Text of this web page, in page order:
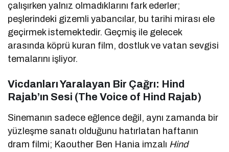
çalışırken yalnız olmadıklarını fark ederler;
peşlerindeki gizemli yabancılar, bu tarihi mirası ele
geçirmek istemektedir. Geçmiş ile gelecek
arasında köprü kuran film, dostluk ve vatan sevgisi
temalarını işliyor.
Vicdanları Yaralayan Bir Çağrı: Hind
Rajab’ın Sesi (The Voice of Hind Rajab)
Sinemanın sadece eğlence değil, aynı zamanda bir
yüzleşme sanatı olduğunu hatırlatan haftanın
dram filmi; Kaouther Ben Hania imzalı Hind